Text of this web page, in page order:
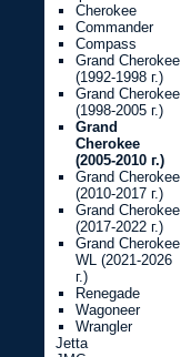
Cherokee
Commander
Compass
Grand Cherokee
(1992-1998 г.)
Grand Cherokee
(1998-2005 г.)
Grand
Cherokee
(2005-2010 г.)
Grand Cherokee
(2010-2017 г.)
Grand Cherokee
(2017-2022 г.)
Grand Cherokee
WL (2021-2026
г.)
Renegade
Wagoneer
Wrangler
Jetta